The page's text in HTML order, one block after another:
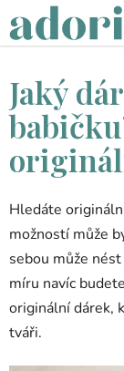
na
obsah
Jaký
Hledáte
možností může
sebou může
míru navíc
originální dárek,
tváři.